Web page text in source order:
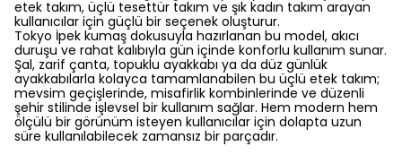
etek takım, üçlü tesettür takım ve şık kadın takım arayan
kullanıcılar için güçlü bir seçenek oluşturur.
Tokyo İpek kumaş dokusuyla hazırlanan bu model, akıcı
duruşu ve rahat kalıbıyla gün içinde konforlu kullanım sunar.
Şal, zarif çanta, topuklu ayakkabı ya da düz günlük
ayakkabılarla kolayca tamamlanabilen bu üçlü etek takım;
mevsim geçişlerinde, misafirlik kombinlerinde ve düzenli
şehir stilinde işlevsel bir kullanım sağlar. Hem modern hem
ölçülü bir görünüm isteyen kullanıcılar için dolapta uzun
süre kullanılabilecek zamansız bir parçadır.